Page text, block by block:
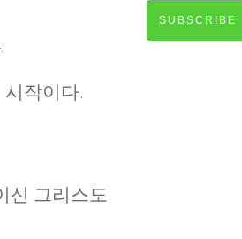
작이다.
신 그리스도
SUBSCRIBE